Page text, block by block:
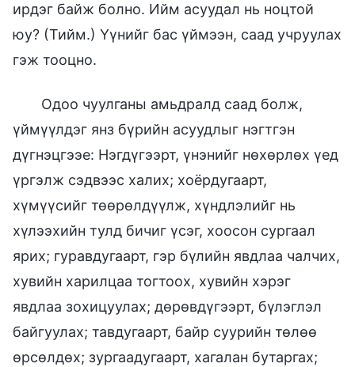
ирдэг байж болно. Ийм асуудал нь ноцтой
юу? (Тийм.) Үүнийг бас үймээн, саад учруулах
гэж тооцно.
Одоо чуулганы амьдралд саад болж,
үймүүлдэг янз бүрийн асуудлыг нэгтгэн
дүгнэцгээе: Нэгдүгээрт, үнэнийг нөхөрлөх үед
үргэлж сэдвээс халих; хоёрдугаарт,
хүмүүсийг төөрөлдүүлж, хүндлэлийг нь
хүлээхийн тулд бичиг үсэг, хоосон сургаал
ярих; гуравдугаарт, гэр бүлийн явдлаа чалчих,
хувийн харилцаа тогтоох, хувийн хэрэг
явдлаа зохицуулах; дөрөвдүгээрт, бүлэглэл
байгуулах; тавдугаарт, байр суурийн төлөө
өрсөлдөх; зургаадугаарт, хагалан бутаргах;